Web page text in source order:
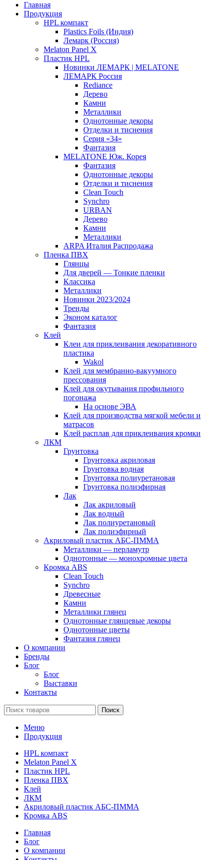
Главная
Продукция
HPL компакт
Plastics Foils (Индия)
Лемарк (Россия)
Melaton Panel X
Пластик HPL
Новинки ЛЕМАРК | MELATONE
ЛЕМАРК Россия
Rediance
Дерево
Камни
Металлики
Однотонные декоры
Отделки и тиснения
Серия «34»
Фантазия
MELATONE Юж. Корея
Фантазия
Однотонные декоры
Отделки и тиснения
Clean Touch
Synchro
URBAN
Дерево
Камни
Металлики
ARPA Италия Распродажа
Пленка ПВХ
Глянцы
Для дверей — Тонкие пленки
Классика
Металлики
Новинки 2023/2024
Тренды
Эконом каталог
Фантазия
Клей
Клеи для приклеивания декоративного
пластика
Wakol
Клей для мембранно-вакуумного
прессования
Клей для окутывания профильного
погонажа
На основе ЭВА
Клей для производства мягкой мебели и
матрасов
Клей расплав для приклеивания кромки
ЛКМ
Грунтовка
Грунтовка акриловая
Грунтовка водная
Грунтовка полиуретановая
Грунтовка полиэфирная
Лак
Лак акриловый
Лак водный
Лак полиуретановый
Лак полиэфирный
Акриловый пластик АБС-ПММА
Металлики — перламутр
Однотонные — монохромные цвета
Кромка ABS
Clean Touch
Synchro
Древесные
Камни
Металлики глянец
Однотонные глянцевые декоры
Однотонные цветы
Фантазия глянец
О компании
Бренды
Блог
Блог
Выставки
Контакты
Поиск
Меню
Продукция
HPL компакт
Melaton Panel X
Пластик HPL
Пленка ПВХ
Клей
ЛКМ
Акриловый пластик АБС-ПММА
Кромка ABS
Главная
Блог
О компании